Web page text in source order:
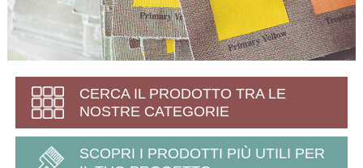
CERCA IL PRODOTTO TRA LE
NOSTRE CATEGORIE
SCOPRI I PRODOTTI PIÙ UTILI PER